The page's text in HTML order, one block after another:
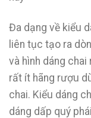
Đa dạng về kiểu
liên tục tạo ra
và hình dáng
rất ít hãng rượu
chai. Kiểu dáng
dáng dấp quý